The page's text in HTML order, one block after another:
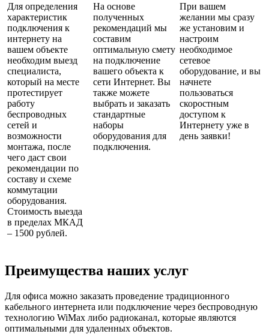
Для определения
характеристик
подключения к
интернету на
вашем объекте
необходим выезд
специалиста,
который на месте
протестирует
работу
беспроводных
сетей и
возможности
монтажа, после
чего даст свои
рекомендации по
составу и схеме
коммутации
оборудования.
Стоимость выезда
в пределах МКАД
– 1500 рублей.
На основе
полученных
рекомендаций мы
составим
оптимальную смету
на подключение
вашего объекта к
сети Интернет. Вы
также можете
выбрать и заказать
стандартные
наборы
оборудования для
подключения.
При вашем
желании мы сразу
же установим и
настроим
необходимое
сетевое
оборудование, и вы
начнете
пользоваться
скоростным
доступом к
Интернету уже в
день заявки!
Преимущества наших услуг
Для офиса можно заказать проведение традиционного
кабельного интернета или подключение через беспроводную
технологию WiMax либо радиоканал, которые являются
оптимальными для удаленных объектов.